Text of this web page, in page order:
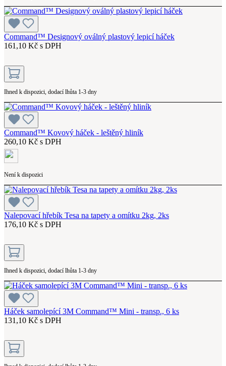
Command™ Designový oválný plastový lepicí háček
161,10 Kč s DPH
Ihned k dispozici, dodací lhůta 1-3 dny
Command™ Kovový háček - leštěný hliník
260,10 Kč s DPH
Není k dispozici
Nalepovací hřebík Tesa na tapety a omítku 2kg, 2ks
176,10 Kč s DPH
Ihned k dispozici, dodací lhůta 1-3 dny
Háček samolepící 3M Command™ Mini - transp., 6 ks
131,10 Kč s DPH